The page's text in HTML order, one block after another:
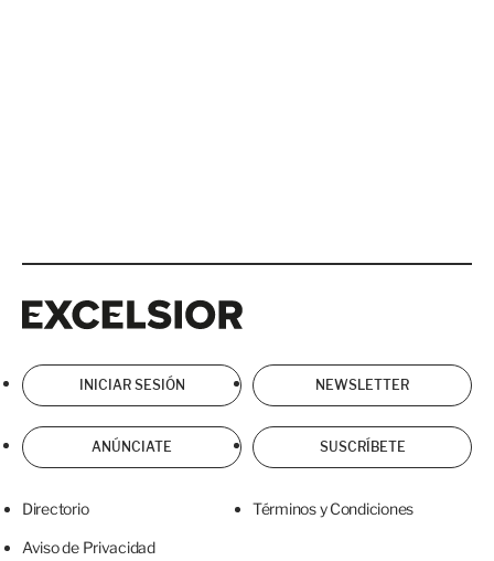
INICIAR SESIÓN NEWSLETTER
ANÚNCIATE SUSCRÍBETE
Directorio Términos y Condiciones
Aviso de Privacidad